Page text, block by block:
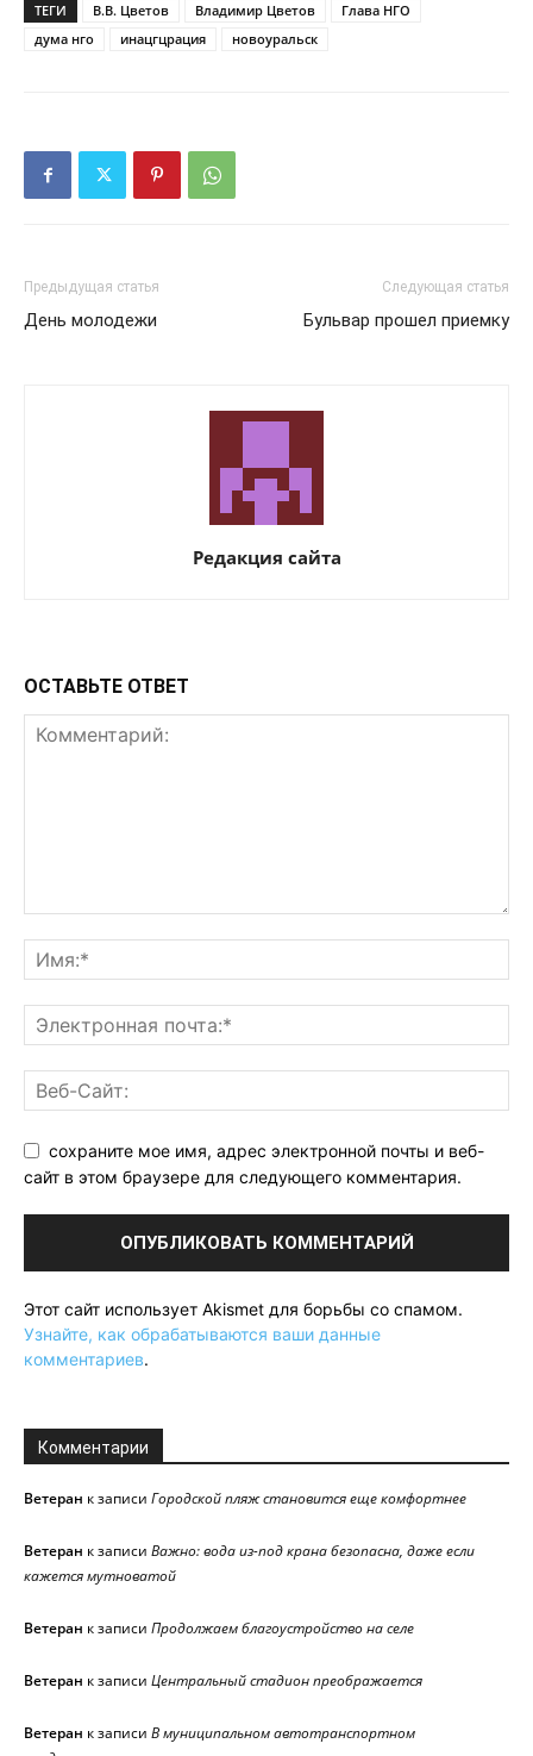
ТЕГИ В.В. Цветов Владимир Цветов
Глава НГО
дума нго
инацгцрация новоуральск
Предыдущая статья
День молодежи
Следующая статья
Бульвар прошел приемку
Редакция сайта
ОСТАВЬТЕ ОТВЕТ
сохраните мое имя, адрес электронной почты и веб-
сайт в этом браузере для следующего комментария.
Этот сайт использует Akismet для борьбы со спамом.
Узнайте, как обрабатываются ваши данные
комментариев.
Комментарии
Ветеран к записи Городской пляж становится еще комфортнее
Ветеран к записи Важно: вода из-под крана безопасна, даже если
кажется мутноватой
Ветеран к записи Продолжаем благоустройство на селе
Ветеран к записи Центральный стадион преображается
Ветеран к записи В муниципальном автотранспортном